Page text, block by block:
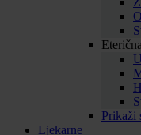
Prikaži
Ljekarne